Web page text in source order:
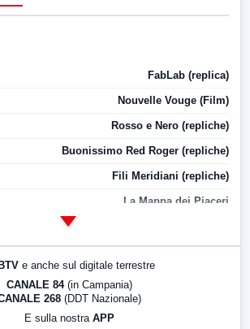
FabLab (replica)
Nouvelle Vouge (Film)
Rosso e Nero (repliche)
Buonissimo Red Roger (repliche)
Fili Meridiani (repliche)
La Mappa dei Piaceri
e anche sul digitale terrestre
CANALE 84 (in Campania)
268 (DDT Nazionale)
E sulla nostra APP